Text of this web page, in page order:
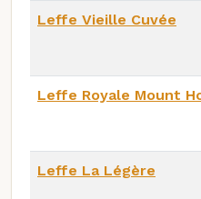
Leffe Vieille Cuvée
Leffe Royale Mount
Leffe La Légère